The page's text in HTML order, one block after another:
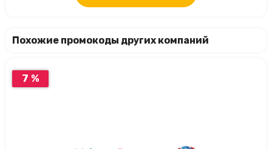
Похожие промокоды других компаний
7 %